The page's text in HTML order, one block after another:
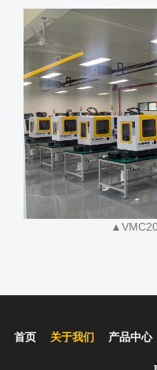
首页 关于我们 产品中心